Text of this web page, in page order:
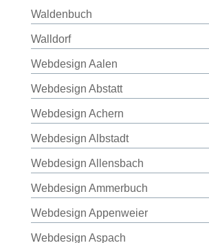
Waldenbuch
Walldorf
Webdesign Aalen
Webdesign Abstatt
Webdesign Achern
Webdesign Albstadt
Webdesign Allensbach
Webdesign Ammerbuch
Webdesign Appenweier
Webdesign Aspach